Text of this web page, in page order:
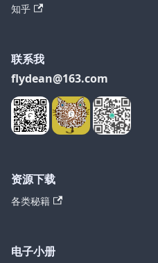
知乎
联系我
flydean@163.com
资源下载
各类秘籍
电子小册